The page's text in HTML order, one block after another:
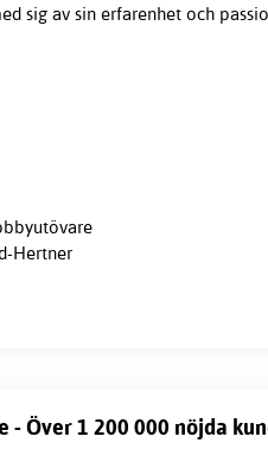
sig av sin erfarenhet och
Hertner
- Över 1 200 000 nöjda